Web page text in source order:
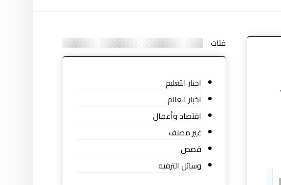
فئات
اخبار التعليم
اخبار العالم
اقتصاد وأعمال
غير مصنف
قصص
وسائل الترفيه